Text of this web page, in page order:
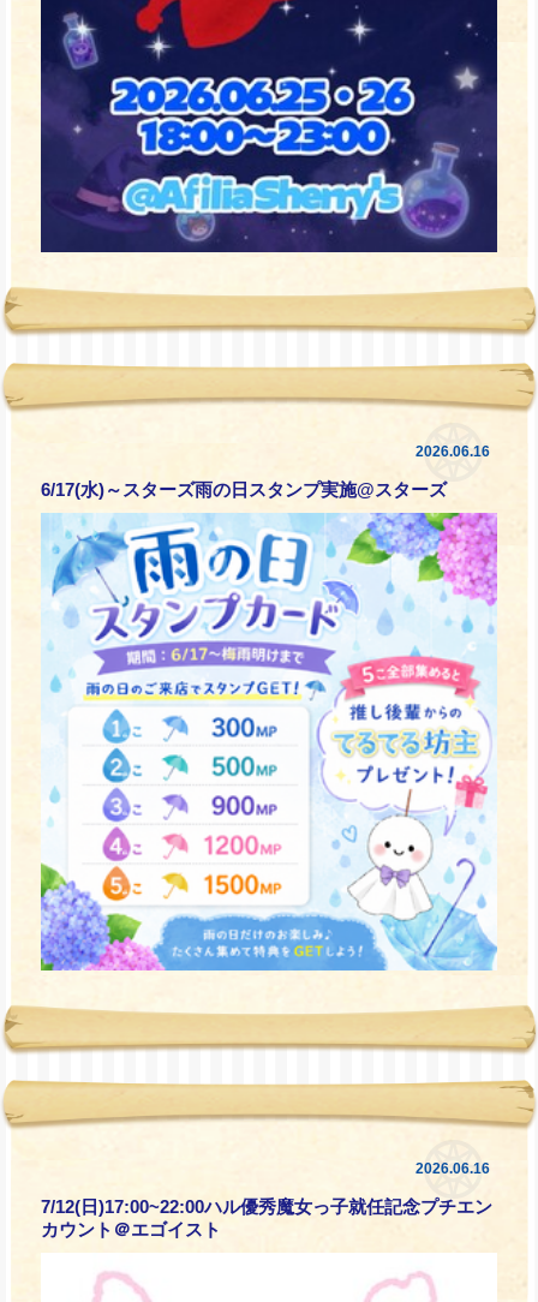
2026.06.16
6/17(水)～スターズ雨の日スタンプ実施@スターズ
2026.06.16
7/12(日)17:00~22:00ハル優秀魔女っ子就任記念プチエン
カウント＠エゴイスト